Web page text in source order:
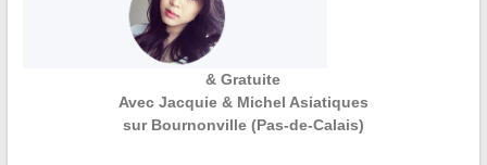
& Gratuite
Avec Jacquie & Michel Asiatiques
sur Bournonville (Pas-de-Calais)